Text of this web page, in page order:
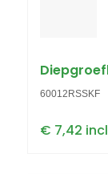
60012RSSKF
€ 7,42